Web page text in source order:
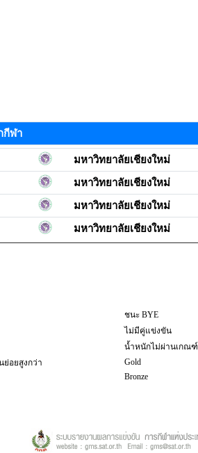
กีฬา
มหาวิทยาลัยเชียงใหม่
มหาวิทยาลัยเชียงใหม่
มหาวิทยาลัยเชียงใหม่
มหาวิทยาลัยเชียงใหม่
ชนะ BYE
ไม่มีคู่แข่งขัน
น้ำหนักไม่ผ่านเกณฑ์
อยสูงกว่า Gold
Bronze